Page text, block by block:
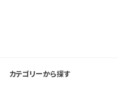
カテゴリーから探す